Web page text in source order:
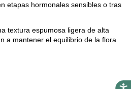
etapas hormonales sensibles o tras
textura espumosa ligera de alta
a mantener el equilibrio de la flora